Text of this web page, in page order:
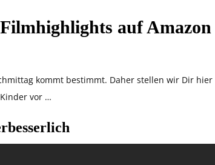
auf
kommt bestimmt. Daher stellen wir Dir
vor …